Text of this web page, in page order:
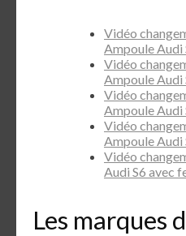
Vidéo
Ampoule Audi
Vidéo
Ampoule Audi
Vidéo
Ampoule Audi
Vidéo
Ampoule Audi
Vidéo
Audi S6 avec
Les marques